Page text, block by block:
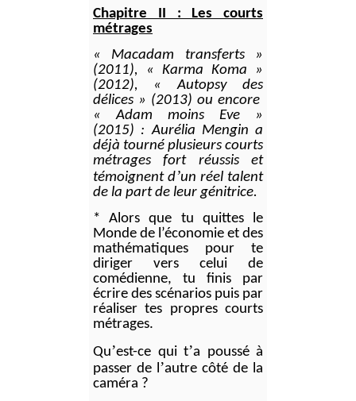
Chapitre II : Les courts
métrages
« Macadam transferts»
(2011), « Karma Koma »
(2012), « Autopsy des
délices » (2013) ou encore
« Adam moins Eve »
(2015) : Aurélia Mengin a
déjà tourné plusieurs courts
métrages fort réussis et
témoignent d’un réel talent
de la part de leur génitrice.
* Alors que tu quittes le
Monde de l’économie et des
mathématiques pour te
diriger vers celui de
comédienne, tu finis par
écrire des scénarios puis par
réaliser tes propres courts
métrages.
Qu’est-ce qui t’a poussé à
passer de l ’autre côté de la
caméra ?